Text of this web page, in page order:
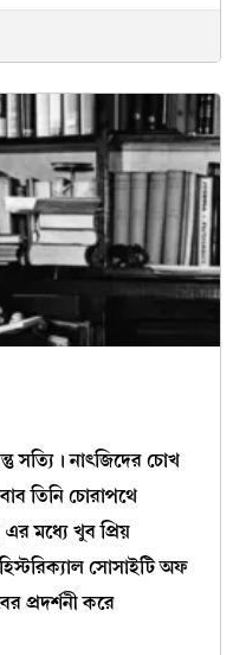
সত্যি। নাৎজিদের চোখ
তিনি চোরাপথে
এর মধ্যে খুব প্রিয়
সোসাইটি অফ
প্রদর্শনী করে